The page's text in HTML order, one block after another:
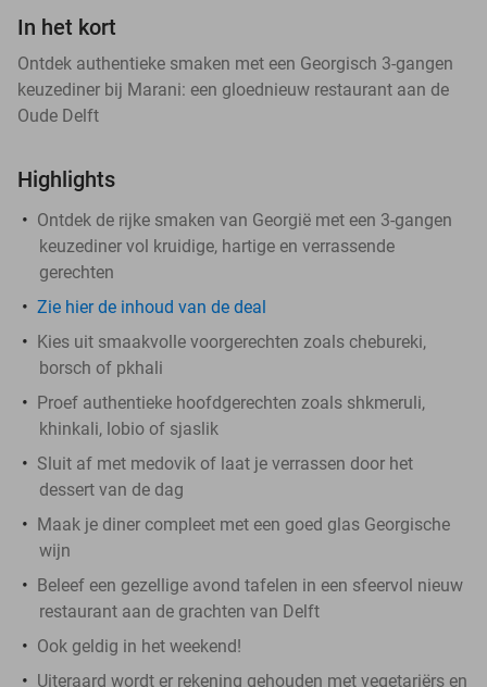
In het kort
Ontdek authentieke smaken met een Georgisch 3-gangen
keuzediner bij Marani: een gloednieuw restaurant aan de
Oude Delft
Highlights
Ontdek de rijke smaken van Georgië met een 3-gangen
keuzediner vol kruidige, hartige en verrassende
gerechten
Zie hier de inhoud van de deal
Kies uit smaakvolle voorgerechten zoals chebureki,
borsch of pkhali
Proef authentieke hoofdgerechten zoals shkmeruli,
khinkali, lobio of sjaslik
Sluit af met medovik of laat je verrassen door het
dessert van de dag
Maak je diner compleet met een goed glas Georgische
wijn
Beleef een gezellige avond tafelen in een sfeervol nieuw
restaurant aan de grachten van Delft
Ook geldig in het weekend!
Uiteraard wordt er rekening gehouden met vegetariërs en